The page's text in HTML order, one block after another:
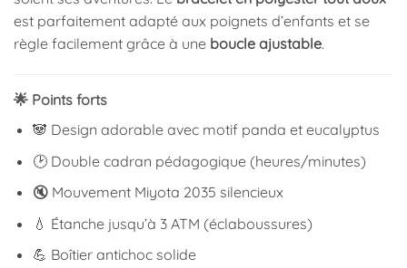
est parfaitement adapté aux poignets d’enfants et se
règle facilement grâce à une boucle ajustable.
🌟 Points forts
🐼 Design adorable avec motif panda et eucalyptus
🕑 Double cadran pédagogique (heures/minutes)
🔇 Mouvement Miyota 2035 silencieux
💧 Étanche jusqu’à 3 ATM (éclaboussures)
💪 Boîtier antichoc solide